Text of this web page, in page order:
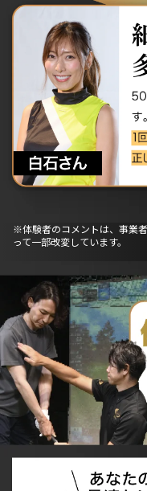
※体験者のコメントは、事業
って一部改変しています。